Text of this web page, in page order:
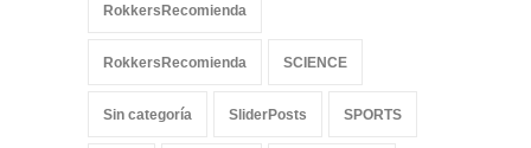
RokkersRecomienda
RokkersRecomienda SCIENCE
Sin categoría SliderPosts SPORTS